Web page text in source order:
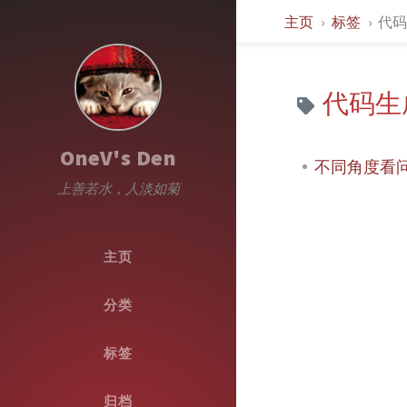
OneV's Den
上善若水，人淡如菊
主页
分类
标签
归档
主页 标签 代
代码
不同角度看